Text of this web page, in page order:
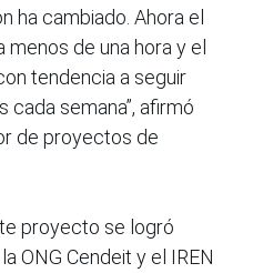
ha cambiado. Ahora el
de una hora y el
tendencia a seguir
semana”, afirmó
de proyectos de
proyecto se logró
ONG Cendeit y el IREN